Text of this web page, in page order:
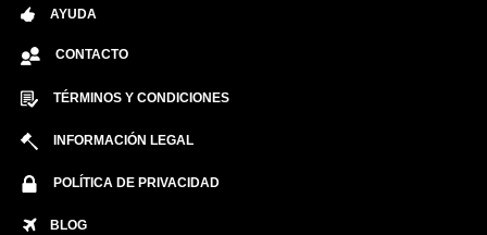
AYUDA
CONTACTO
TÉRMINOS Y CONDICIONES
INFORMACIÓN LEGAL
POLÍTICA DE PRIVACIDAD
BLOG